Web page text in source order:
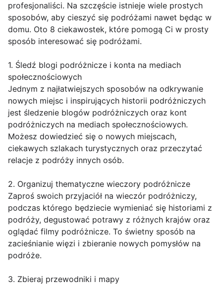
profesjonaliści. Na szczęście istnieje wiele prostych
sposobów, aby cieszyć się podróżami nawet będąc w
domu. Oto 8 ciekawostek, które pomogą Ci w prosty
sposób interesować się podróżami.
1. Śledź blogi podróżnicze i konta na mediach
społecznościowych
Jednym z najłatwiejszych sposobów na odkrywanie
nowych miejsc i inspirujących historii podróżniczych
jest śledzenie blogów podróżniczych oraz kont
podróżniczych na mediach społecznościowych.
Możesz dowiedzieć się o nowych miejscach,
ciekawych szlakach turystycznych oraz przeczytać
relacje z podróży innych osób.
2. Organizuj thematyczne wieczory podróżnicze
Zaproś swoich przyjaciół na wieczór podróżniczy,
podczas którego będziecie wymieniać się historiami z
podróży, degustować potrawy z różnych krajów oraz
oglądać filmy podróżnicze. To świetny sposób na
zacieśnianie więzi i zbieranie nowych pomysłów na
podróże.
3. Zbieraj przewodniki i mapy